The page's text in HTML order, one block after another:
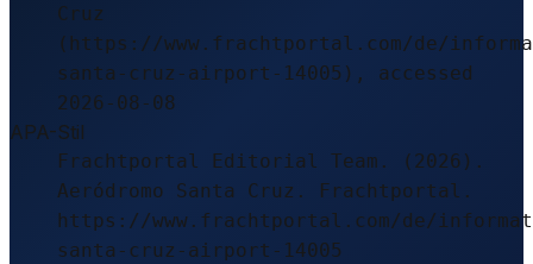
Cruz
(https://www.frachtportal.com/de/
santa-cruz-airport-14005), accessed
2026-08-08
APA-Stil
Frachtportal Editorial Team. (2026).
Aeródromo Santa Cruz. Frachtportal.
https://www.frachtportal.com/de/
santa-cruz-airport-14005